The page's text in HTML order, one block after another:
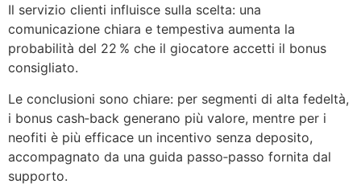
Il servizio clienti influisce sulla scelta: una
comunicazione chiara e tempestiva aumenta la
probabilità del 22 % che il giocatore accetti il bonus
consigliato.
Le conclusioni sono chiare: per segmenti di alta fedeltà,
i bonus cash‑back generano più valore, mentre per i
neofiti è più efficace un incentivo senza deposito,
accompagnato da una guida passo‑passo fornita dal
supporto.